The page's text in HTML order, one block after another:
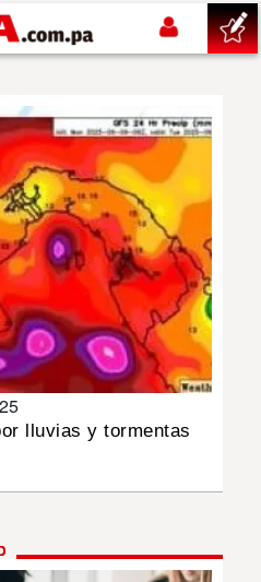
lluvias y tormentas